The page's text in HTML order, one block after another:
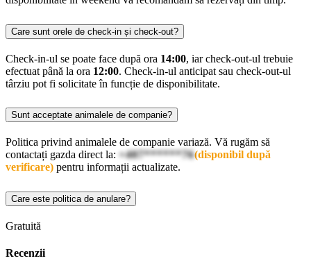
Care sunt orele de check-in și check-out?
Check-in-ul se poate face după ora 14:00, iar check-out-ul trebuie
efectuat până la ora 12:00. Check-in-ul anticipat sau check-out-ul
târziu pot fi solicitate în funcție de disponibilitate.
Sunt acceptate animalele de companie?
Politica privind animalele de companie variază. Vă rugăm să
contactați gazda direct la: +407******76(disponibil după
verificare) pentru informații actualizate.
Care este politica de anulare?
Gratuită
Recenzii